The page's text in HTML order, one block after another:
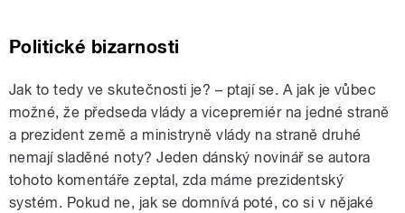
Politické bizarnosti
Jak to tedy ve skutečnosti je? – ptají se. A jak je vůbec
možné, že předseda vlády a vicepremiér na jedné straně
a prezident země a ministryně vlády na straně druhé
nemají sladěné noty? Jeden dánský novinář se autora
tohoto komentáře zeptal, zda máme prezidentský
systém. Pokud ne, jak se domnívá poté, co si v nějaké